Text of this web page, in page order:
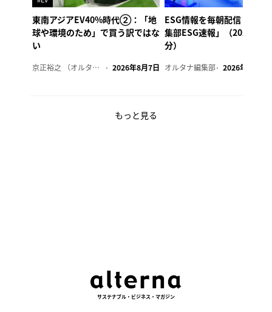
東南アジアEV40%時代②：「地
球や環境のため」で買う訳ではな
い
京正裕之 （オルタナ副編集長） 2026年8月7日
ESG情報を毎朝配信「オル
集部ESG速報」（2026年8
分）
オルタナ編集部 2026年8月7日
もっと見る
サステナブル・ビジネス・マガジン